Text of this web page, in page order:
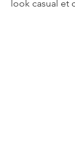
look casual et